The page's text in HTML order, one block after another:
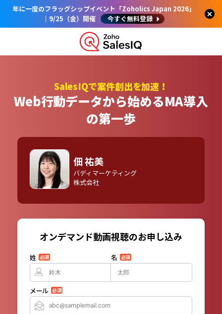
年に一度のフラッグシップイベント「Zoholics Japan 2026」
｜9/25（金）開催
今すぐ無料登録
SalesIQで案件創出を加速！
Web行動データから始めるMA導入
の第一歩
佃 祐美
バディマーケティング
株式会社
オンデマンド動画視聴のお申し込み
姓 必須 名 必須
メール 必須